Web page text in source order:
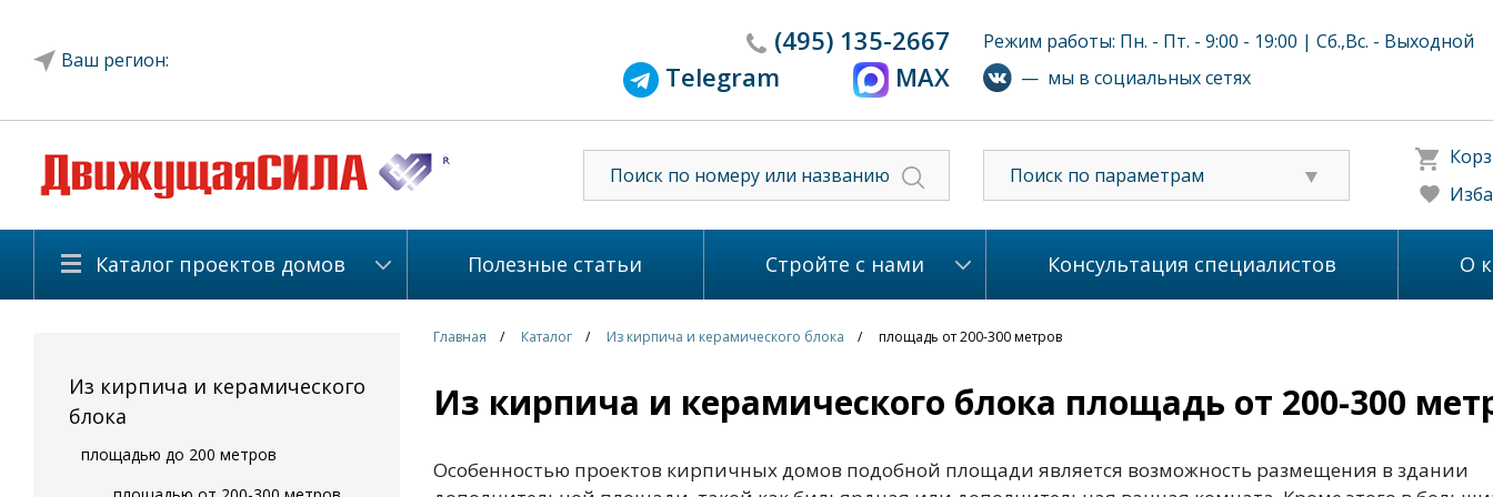
Ваш регион:
(495) 135-2667
Telegram
MAX
Режим работы: Пн. - Пт. - 9:00 - 19:00 | Сб.,Вс. - Выходной
— мы в социальных сетях
Поиск по параметрам
Каталог проектов домов Полезные статьи Стройте с нами Консультация специалистов О
Из кирпича и керамического
блока
площадью до 200 метров
Главная Каталог Из кирпича и керамического блока площадь от 200-300 метров
Из кирпича и керамического блока площадь от 200-300
Особенностью проектов кирпичных домов подобной площади является возможность размещения в здании